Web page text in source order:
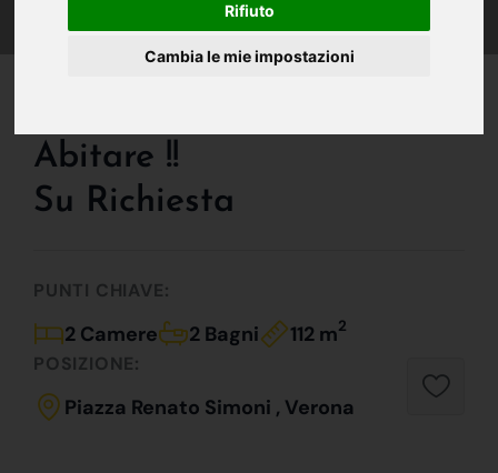
Rifiuto
Cambia le mie impostazioni
Abitare !!
Su Richiesta
PUNTI CHIAVE:
2 Camere 2 Bagni 112 m2
POSIZIONE:
Piazza Renato Simoni , Verona